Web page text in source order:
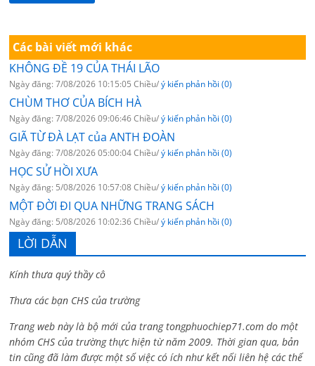
Các bài viết mới khác
KHÔNG ĐỀ 19 CỦA THÁI LÃO
Ngày đăng: 7/08/2026 10:15:05 Chiều/ý kiến phản hồi (0)
CHÙM THƠ CỦA BÍCH HÀ
Ngày đăng: 7/08/2026 09:06:46 Chiều/ý kiến phản hồi (0)
GIÃ TỪ ĐÀ LẠT của ANTH ĐOÀN
Ngày đăng: 7/08/2026 05:00:04 Chiều/ý kiến phản hồi (0)
HỌC SỬ HỒI XƯA
Ngày đăng: 5/08/2026 10:57:08 Chiều/ý kiến phản hồi (0)
MỘT ĐỜI ĐI QUA NHỮNG TRANG SÁCH
Ngày đăng: 5/08/2026 10:02:36 Chiều/ý kiến phản hồi (0)
LỜI DẪN
Kính thưa quý thầy cô
Thưa các bạn CHS của trường
Trang web này là bộ mới của trang tongphuochiep71.com do một
nhóm CHS của trường thực hiện từ năm 2009. Thời gian qua, bản
tin cũng đã làm được một số việc có ích như kết nối liên hệ các thế